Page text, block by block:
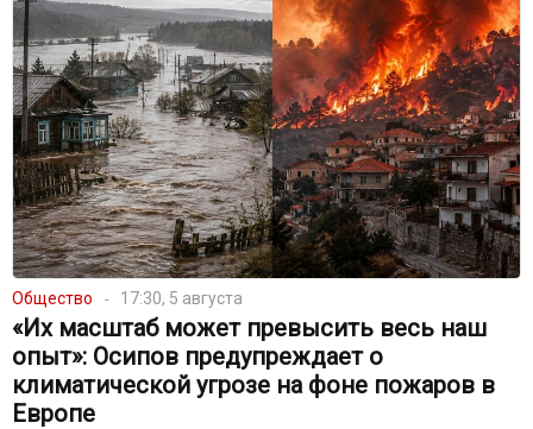
Общество 17:30, 5 августа
«Их масштаб может превысить весь наш
опыт»: Осипов предупреждает о
климатической угрозе на фоне пожаров в
Европе